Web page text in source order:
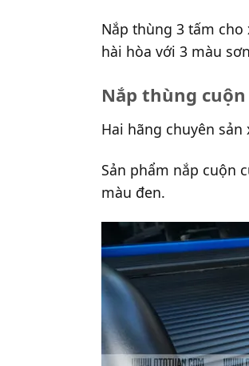
Nắp thùng 3 tấm
hài hòa với 3 màu
Nắp thùng
Hai hãng chuyên sản
Sản phẩm nắp cuộn
màu đen.